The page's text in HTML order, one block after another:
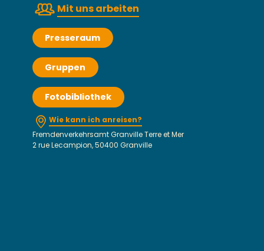
Mit uns arbeiten
Presseraum
Gruppen
Fotobibliothek
Wie kann ich anreisen?
Fremdenverkehrsamt Granville Terre et Mer
2 rue Lecampion, 50400 Granville